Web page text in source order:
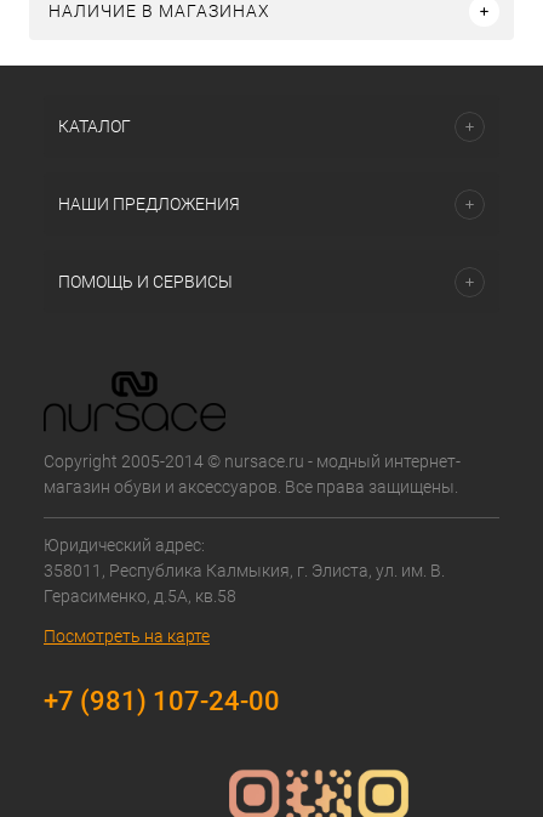
НАЛИЧИЕ В МАГАЗИНАХ
КАТАЛОГ
НАШИ ПРЕДЛОЖЕНИЯ
ПОМОЩЬ И СЕРВИСЫ
Copyright 2005-2014 © nursace.ru - модный интернет-
магазин обуви и аксессуаров. Все права защищены.
Юридический адрес:
358011, Республика Калмыкия, г. Элиста, ул. им. В.
Герасименко, д.5А, кв.58
Посмотреть на карте
+7 (981) 107-24-00